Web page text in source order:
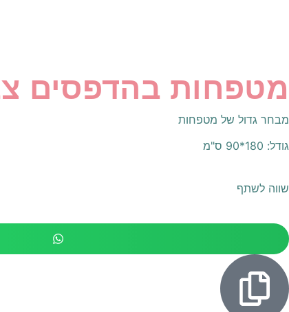
מטפחות בהדפסים
מבחר גדול של מטפחות
גודל: 180*90 ס"מ
שווה לשתף